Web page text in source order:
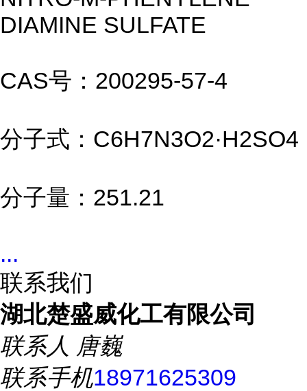
DIAMINE SULFATE
CAS号：200295-57-4
分子式：C6H7N3O2·H2SO4
分子量：251.21
...
联系我们
湖北楚盛威化工有限公司
联系人 唐巍
联系手机18971625309